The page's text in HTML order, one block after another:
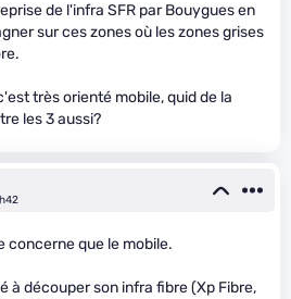
de l'infra SFR par Bouygues en
sur ces zones où les zones grises
très orienté mobile, quid de la
les 3 aussi?
concerne que le mobile.
à découper son infra fibre (Xp Fibre,